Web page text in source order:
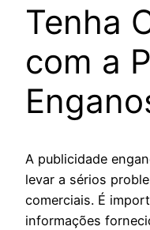
Tenha
com a
A publicidade
levar a sérios
comerciais. É
informações